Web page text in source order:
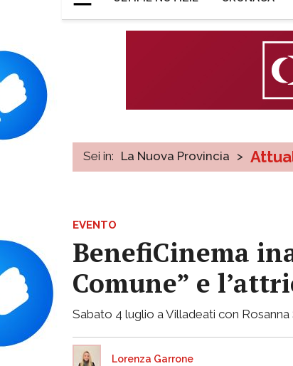
Sei in: La Nuova Provincia >
EVENTO
BenefiCinema
Comune” e
Sabato 4 luglio a Villadeati con
Lorenza Garrone